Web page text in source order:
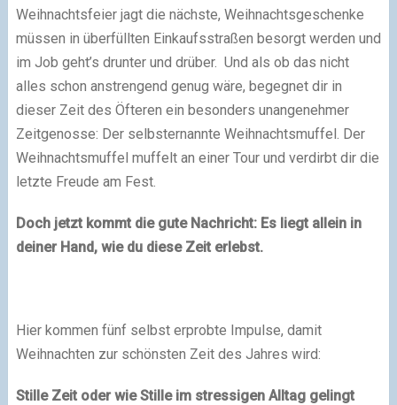
Weihnachtsfeier jagt die nächste, Weihnachtsgeschenke
müssen in überfüllten Einkaufsstraßen besorgt werden und
im Job geht’s drunter und drüber. Und als ob das nicht
alles schon anstrengend genug wäre, begegnet dir in
dieser Zeit des Öfteren ein besonders unangenehmer
Zeitgenosse: Der selbsternannte Weihnachtsmuffel. Der
Weihnachtsmuffel muffelt an einer Tour und verdirbt dir die
letzte Freude am Fest.
Doch jetzt kommt die gute Nachricht: Es liegt allein in
deiner Hand, wie du diese Zeit erlebst.
Hier kommen fünf selbst erprobte Impulse, damit
Weihnachten zur schönsten Zeit des Jahres wird:
Stille Zeit oder wie Stille im stressigen Alltag gelingt